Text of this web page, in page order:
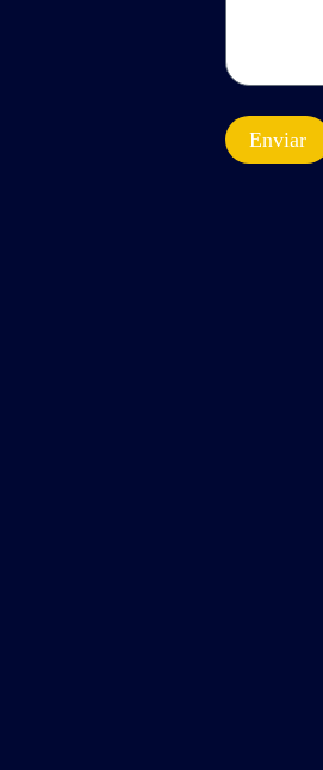
Enviar